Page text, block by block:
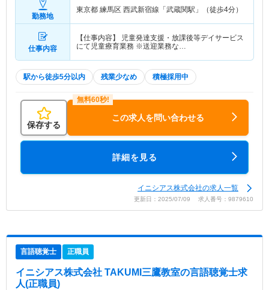
勤務地
東京都 練馬区 西武新宿線「武蔵関駅」（徒歩4分）
仕事内容
【仕事内容】 児童発達支援・放課後等デイサービス
にて児童療育業務 ※送迎業務な…
駅から徒歩5分以内 残業少なめ 積極採用中
保存する
この求人を問い合わせる
詳細を見る
イニシアス株式会社の求人一覧
更新日：2025/07/09 求人番号：9879610
言語聴覚士 正職員
イニシアス株式会社 TAKUMI三鷹教室の言語聴覚士求
人(正職員)